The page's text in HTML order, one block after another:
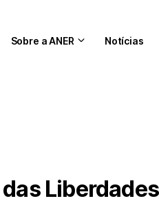
Sobre a ANER Notícias